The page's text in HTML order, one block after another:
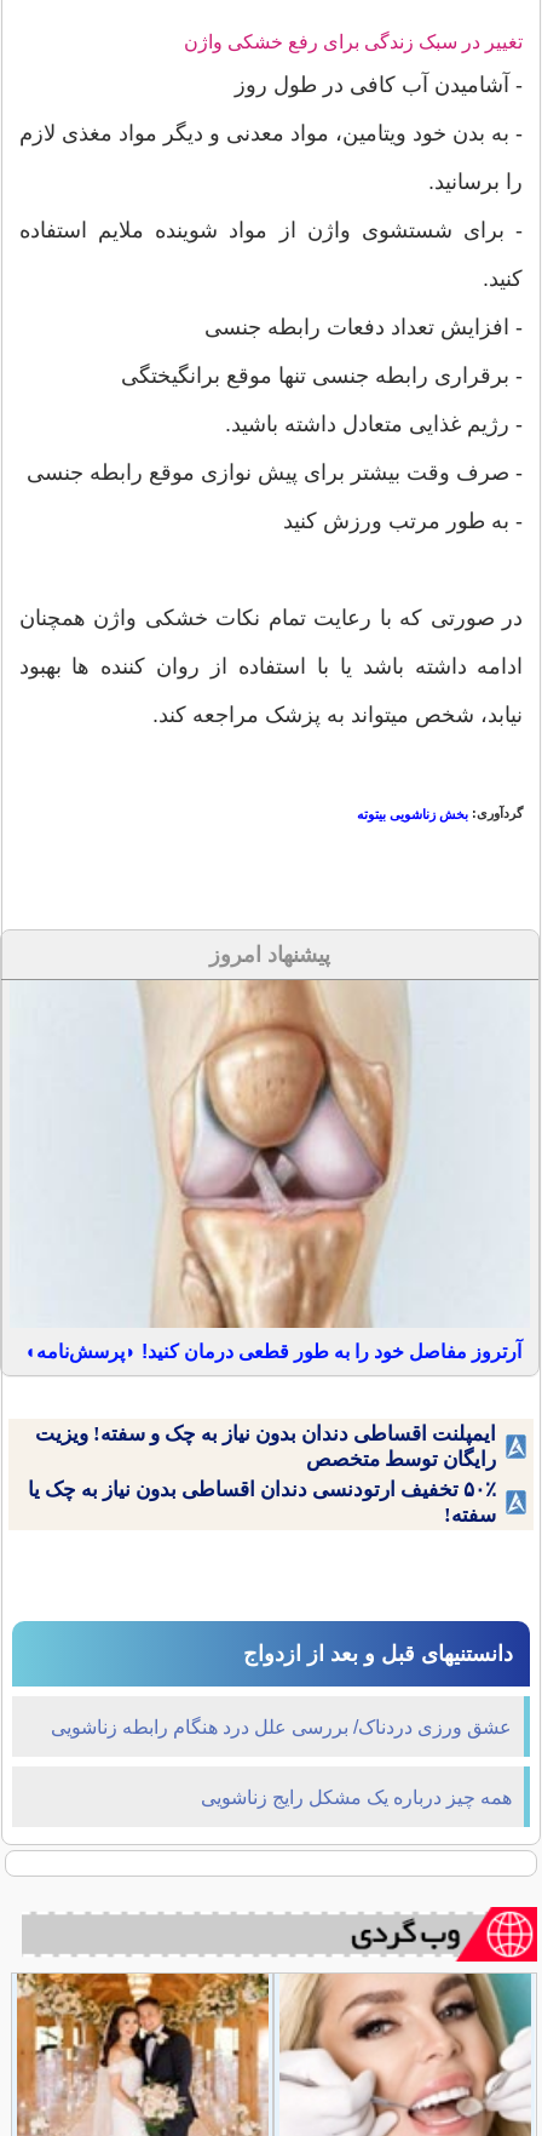
تغيير در سبک زندگی برای رفع خشکی واژن
- آشامیدن آب کافی در طول روز
- به بدن خود ویتامین، مواد معدنی و دیگر مواد مغذی لازم
را برسانید.
- برای شستشوی واژن از مواد شوینده ملایم استفاده
کنید.
- افزایش تعداد دفعات رابطه جنسی
- برقراری رابطه جنسی تنها موقع برانگیختگی
- رژیم غذایی متعادل داشته باشید.
- صرف وقت بیشتر برای پیش نوازی موقع رابطه جنسی
- به طور مرتب ورزش کنید
در صورتی که با رعایت تمام نکات خشکی واژن همچنان
ادامه داشته باشد یا با استفاده از روان کننده ها بهبود
نیابد، شخص میتواند به پزشک مراجعه کند.
گردآوری: بخش زناشویی بیتوته
پیشنهاد امروز
آرتروز مفاصل خود را به طور قطعی درمان کنید! ◗پرسش‌نامه◖
ایمپلنت اقساطی دندان بدون نیاز به چک و سفته! ویزیت
رایگان توسط متخصص
۵۰٪ تخفیف ارتودنسی دندان اقساطی بدون نیاز به چک یا
سفته!
دانستنیهای قبل و بعد از ازدواج
عشق ورزی دردناک/ بررسی علل درد هنگام رابطه زناشویی
همه چیز درباره یک مشکل رایج زناشویی